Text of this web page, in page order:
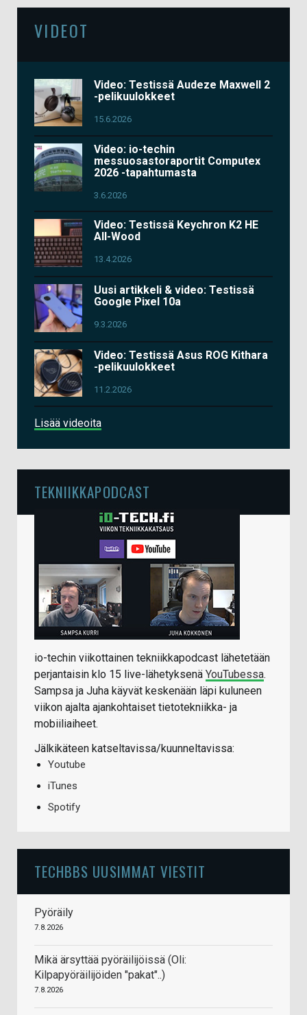
VIDEOT
Video: Testissä Audeze Maxwell 2
-pelikuulokkeet
15.6.2026
Video: io-techin
messuosastoraportit Computex
2026 -tapahtumasta
3.6.2026
Video: Testissä Keychron K2 HE
All-Wood
13.4.2026
Uusi artikkeli & video: Testissä
Google Pixel 10a
9.3.2026
Video: Testissä Asus ROG Kithara
-pelikuulokkeet
11.2.2026
Lisää videoita
TEKNIIKKAPODCAST
io-techin viikottainen tekniikkapodcast lähetetään
perjantaisin klo 15 live-lähetyksenä YouTubessa.
Sampsa ja Juha käyvät keskenään läpi kuluneen
viikon ajalta ajankohtaiset tietotekniikka- ja
mobiiliaiheet.
Jälkikäteen katseltavissa/kuunneltavissa:
Youtube
iTunes
Spotify
TECHBBS UUSIMMAT VIESTIT
Pyöräily
7.8.2026
Mikä ärsyttää pyöräilijöissä (Oli:
Kilpapyöräilijöiden "pakat"..)
7.8.2026